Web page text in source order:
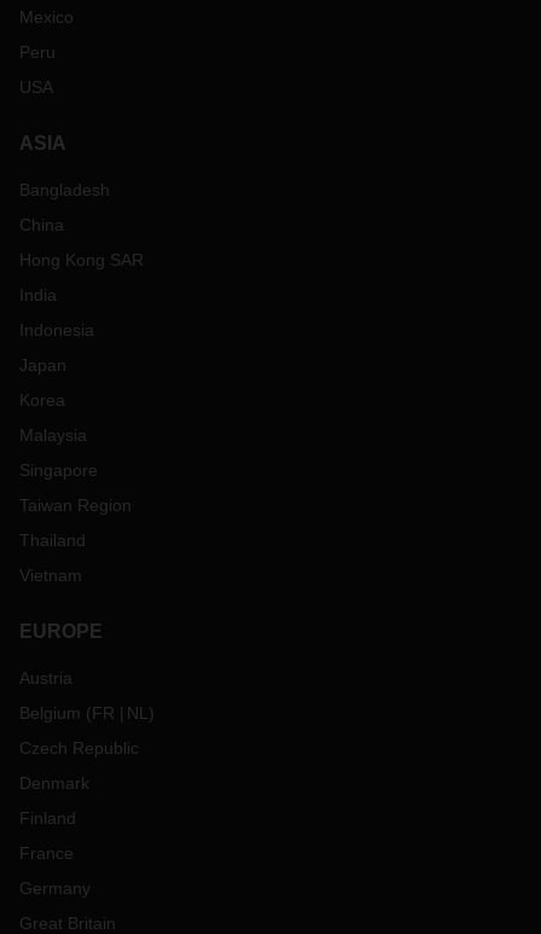
Mexico
Peru
USA
ASIA
Bangladesh
China
Hong Kong SAR
India
Indonesia
Japan
Korea
Malaysia
Singapore
Taiwan Region
Thailand
Vietnam
EUROPE
Austria
Belgium (FR NL )
Czech Republic
Denmark
Finland
France
Germany
Great Britain